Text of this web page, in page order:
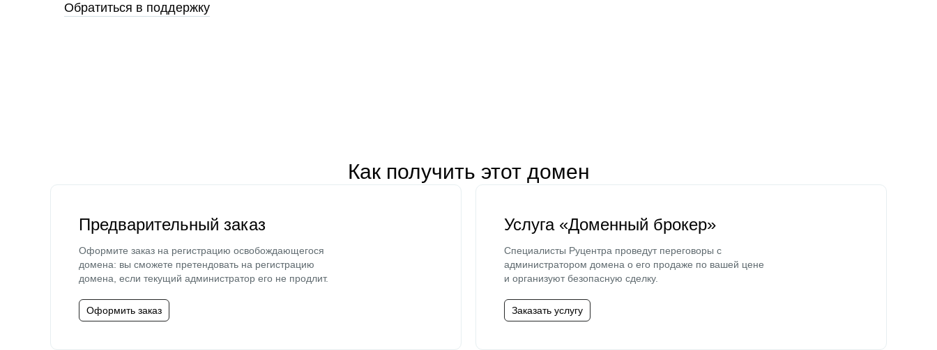
Обратиться в поддержку
Как получить этот домен
Предварительный заказ
Оформите заказ на регистрацию освобождающегося
домена: вы сможете претендовать на регистрацию
домена, если текущий администратор его не продлит.
Оформить заказ
Услуга «Доменный брокер»
Специалисты Руцентра проведут переговоры с
администратором домена о его продаже по вашей цене
и организуют безопасную сделку.
Заказать услугу